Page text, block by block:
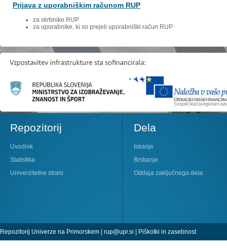
Prijava z uporabniškim računom RUP
za skrbnike RUP
za uporabnike, ki so prejeli uporabniški račun RUP
Repozitorij
Uvodnik
Statistika
Univerzitetne strani
Dela
Iskanje
Brskanje
Oddaja zaključnega dela
Repozitorij Univerze na Primorskem | rup@upr.si | Piškotki in zasebnost